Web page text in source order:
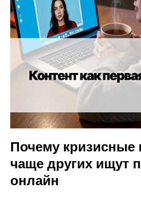
Почему кризисные
чаще других ищут
онлайн